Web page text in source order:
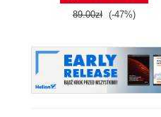
89.00zł (-47%)